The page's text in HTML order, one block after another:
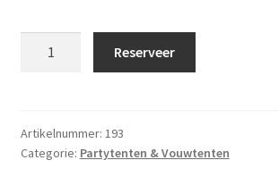
meter
(zwart)
Reserveer
Artikelnummer: 193
Categorie: Partytenten & Vouwtenten